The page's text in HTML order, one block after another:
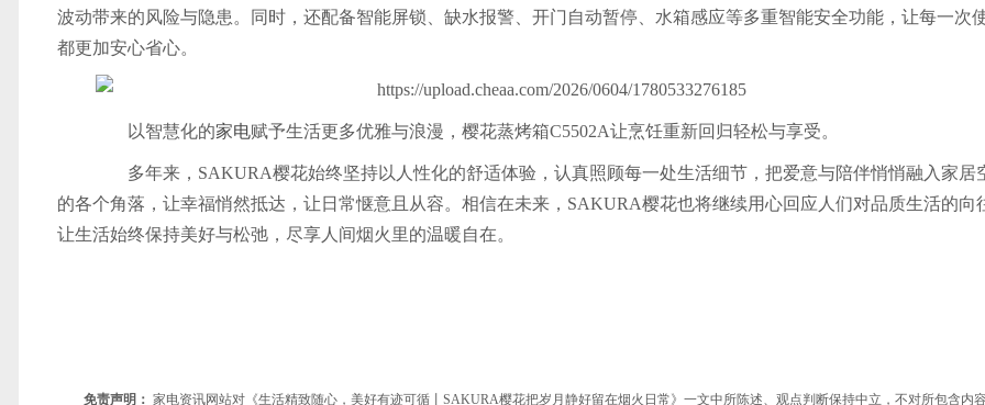
波动带来的风险与隐患。同时，还配备智能屏锁、缺水报警、开门自动暂停、水箱感应等多重智能安全功能，让每一次
都更加安心省心。
以智慧化的家电赋予生活更多优雅与浪漫，樱花蒸烤箱C5502A让烹饪重新回归轻松与享受。
多年来，SAKURA樱花始终坚持以人性化的舒适体验，认真照顾每一处生活细节，把爱意与陪伴悄悄融入家居
的各个角落，让幸福悄然抵达，让日常惬意且从容。相信在未来，SAKURA樱花也将继续用心回应人们对品质生活的向
让生活始终保持美好与松弛，尽享人间烟火里的温暖自在。
免责声明： 家电资讯网站对《生活精致随心，美好有迹可循丨SAKURA樱花把岁月静好留在烟火日常》一文中所陈述、观点判断保持中立，不对所包含内